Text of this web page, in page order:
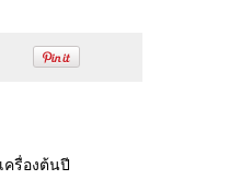
ครื่องต้นปี